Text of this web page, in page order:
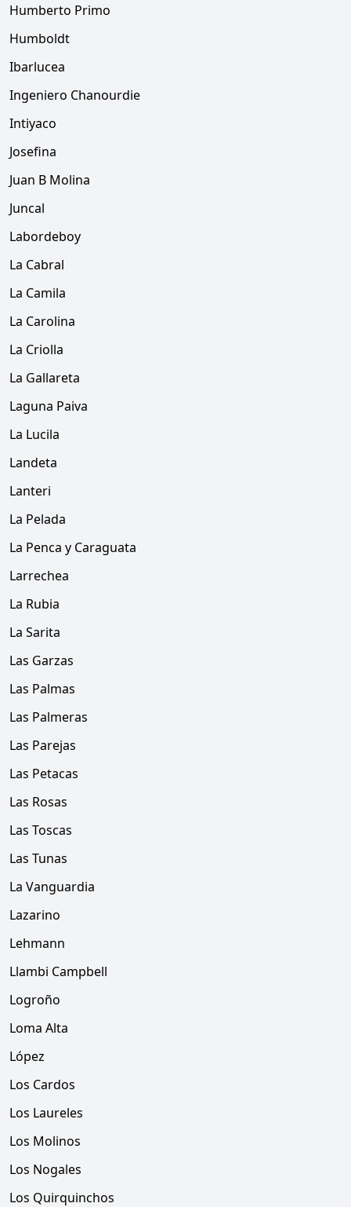
Humberto Primo
Humboldt
Ibarlucea
Ingeniero Chanourdie
Intiyaco
Josefina
Juan B Molina
Juncal
Labordeboy
La Cabral
La Camila
La Carolina
La Criolla
La Gallareta
Laguna Paiva
La Lucila
Landeta
Lanteri
La Pelada
La Penca y Caraguata
Larrechea
La Rubia
La Sarita
Las Garzas
Las Palmas
Las Palmeras
Las Parejas
Las Petacas
Las Rosas
Las Toscas
Las Tunas
La Vanguardia
Lazarino
Lehmann
Llambi Campbell
Logroño
Loma Alta
López
Los Cardos
Los Laureles
Los Molinos
Los Nogales
Los Quirquinchos